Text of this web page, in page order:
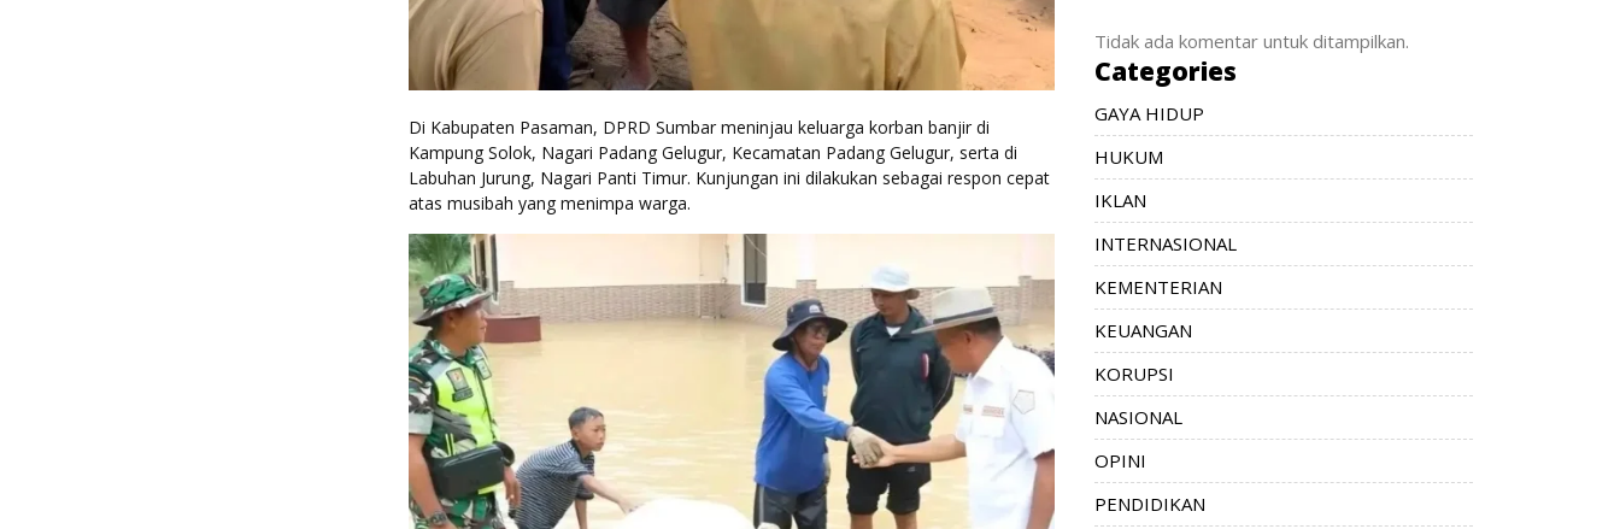
Di Kabupaten Pasaman, DPRD Sumbar meninjau keluarga korban banjir di
Kampung Solok, Nagari Padang Gelugur, Kecamatan Padang Gelugur, serta di
Labuhan Jurung, Nagari Panti Timur. Kunjungan ini dilakukan sebagai respon cepat
atas musibah yang menimpa warga.
Tidak ada komentar untuk ditampilkan.
Categories
GAYA HIDUP
HUKUM
IKLAN
INTERNASIONAL
KEMENTERIAN
KEUANGAN
KORUPSI
NASIONAL
OPINI
PENDIDIKAN